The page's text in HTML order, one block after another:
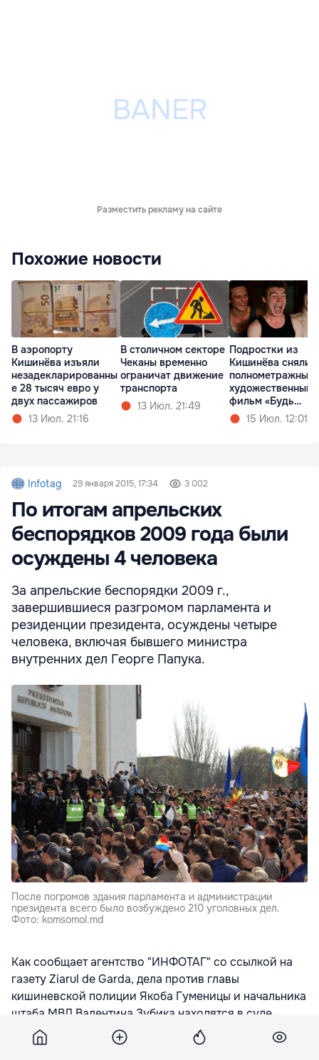
Разместить рекламу на сайте
Похожие новости
В аэропорту
Кишинёва изъяли
незадекларированны
е 28 тысяч евро у
двух пассажиров
13 Июл. 21:16
В столичном секторе
Чеканы временно
ограничат движение
транспорта
13 Июл. 21:49
Подростки из
Кишинёва сняли
полнометражный
художественный
фильм «Будь
Золотым»
15 Июл. 12:01
Infotag 29 января 2015, 17:34 3 002
По итогам апрельских
беспорядков 2009 года были
осуждены 4 человека
За апрельские беспорядки 2009 г.,
завершившиеся разгромом парламента и
резиденции президента, осуждены четыре
человека, включая бывшего министра
внутренних дел Георге Папука.
После погромов здания парламента и администрации
президента всего было возбуждено 210 уголовных дел.
Фото: komsomol.md
Как сообщает агентство "ИНФОТАГ" со ссылкой на
газету Ziarul de Garda, дела против главы
кишиневской полиции Якоба Гуменицы и начальника
штаба МВД Валентина Зубика находятся в суде
первой инстанции.